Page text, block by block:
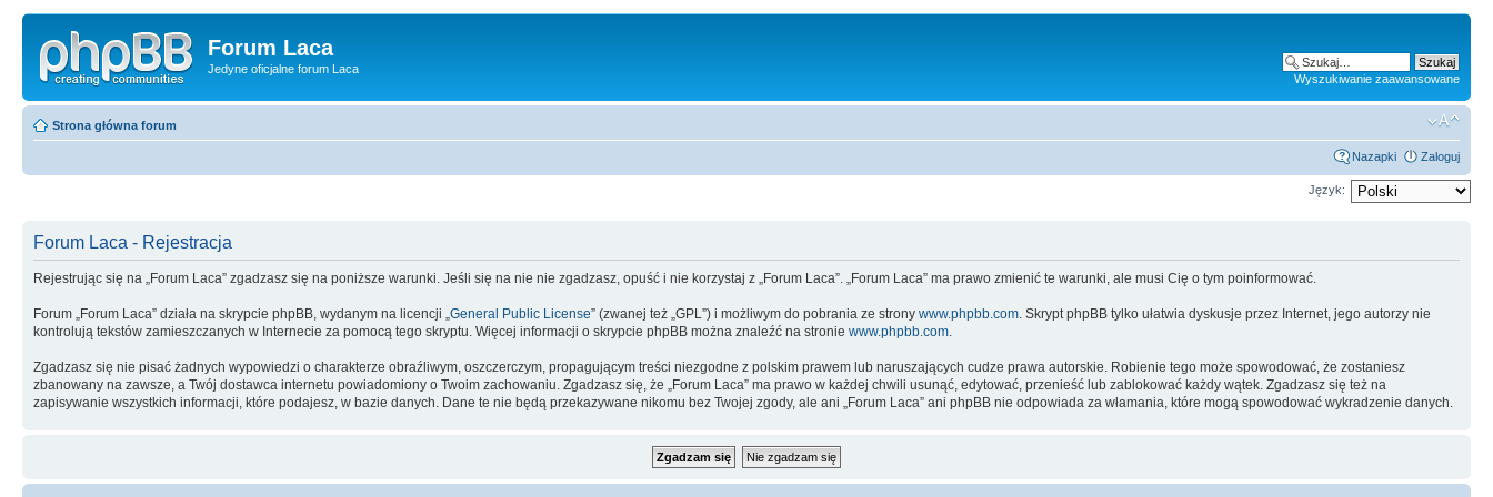
Forum Laca
Jedyne oficjalne forum Laca
Wyszukiwanie zaawansowane
Strona główna forum
Nazapki Zaloguj
Język:
Forum Laca - Rejestracja
Rejestrując się na „Forum Laca” zgadzasz się na poniższe warunki. Jeśli się na nie nie zgadzasz, opuść i nie korzystaj z „Forum Laca”. „Forum Laca” ma prawo zmienić te warunki, ale musi Cię o tym poinformować.
Forum „Forum Laca” działa na skrypcie phpBB, wydanym na licencji „General Public License” (zwanej też „GPL”) i możliwym do pobrania ze strony www.phpbb.com. Skrypt phpBB tylko ułatwia dyskusje przez Internet, jego autorzy nie
kontrolują tekstów zamieszczanych w Internecie za pomocą tego skryptu. Więcej informacji o skrypcie phpBB można znaleźć na stronie www.phpbb.com.
Zgadzasz się nie pisać żadnych wypowiedzi o charakterze obraźliwym, oszczerczym, propagującym treści niezgodne z polskim prawem lub naruszających cudze prawa autorskie. Robienie tego może spowodować, że zostaniesz
zbanowany na zawsze, a Twój dostawca internetu powiadomiony o Twoim zachowaniu. Zgadzasz się, że „Forum Laca” ma prawo w każdej chwili usunąć, edytować, przenieść lub zablokować każdy wątek. Zgadzasz się też na
zapisywanie wszystkich informacji, które podajesz, w bazie danych. Dane te nie będą przekazywane nikomu bez Twojej zgody, ale ani „Forum Laca” ani phpBB nie odpowiada za włamania, które mogą spowodować wykradzenie danych.